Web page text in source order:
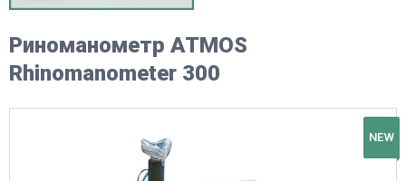
Риноманометр ATMOS
Rhinomanometer 300
NEW